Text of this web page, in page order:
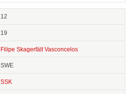
12
19
Filipe Skagerfält Vasconcelos
SWE
SSK